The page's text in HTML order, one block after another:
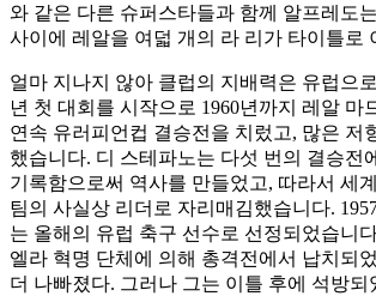
와 같은 다른 슈퍼스타들과 함께 알프레도
사이에 레알을 여덟 개의 라 리가 타이틀로
얼마 지나지 않아 클럽의 지배력은 유럽으
년 첫 대회를 시작으로 1960년까지 레알 마
연속 유러피언컵 결승전을 치렀고, 많은 저
했습니다. 디 스테파노는 다섯 번의 결승전
기록함으로써 역사를 만들었고, 따라서 세
팀의 사실상 리더로 자리매김했습니다.
는 올해의 유럽 축구 선수로 선정되었습니
엘라 혁명 단체에 의해 총격전에서 납치되
더 나빠졌다. 그러나 그는 이틀 후에 석방되